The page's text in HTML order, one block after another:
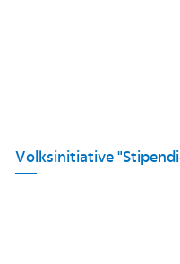
Volksinitiative